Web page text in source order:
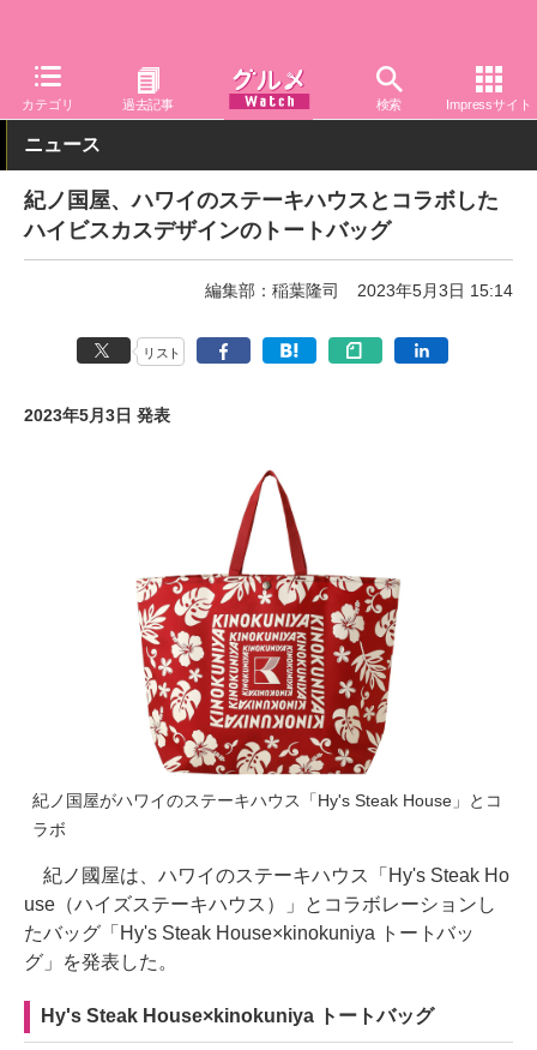
カテゴリ 過去記事 検索 Impressサイト
グルメ Watch 関連商品 グッズ バッグ・ポーチ
ニュース
紀ノ国屋、ハワイのステーキハウスとコラボした
ハイビスカスデザインのトートバッグ
編集部：稲葉隆司 2023年5月3日 15:14
リスト
2023年5月3日 発表
紀ノ国屋がハワイのステーキハウス「Hy's Steak House」とコ
ラボ
紀ノ國屋は、ハワイのステーキハウス「Hy's Steak Ho
use（ハイズステーキハウス）」とコラボレーションし
たバッグ「Hy's Steak House×kinokuniya トートバッ
グ」を発表した。
Hy's Steak House×kinokuniya トートバッグ